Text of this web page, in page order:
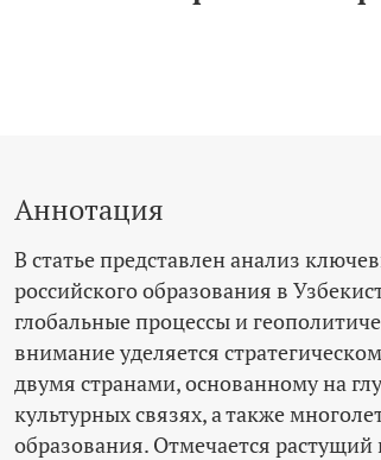
Аннотация
В статье представлен анализ
российского образования в
глобальные процессы и
внимание уделяется
двумя странами, основанному на
культурных связях, а также
образования. Отмечается растущий